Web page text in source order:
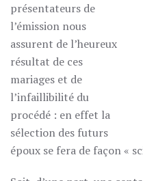
présentateurs de
l’émission nous
assurent de l’heureux
résultat de ces
mariages et de
l’infaillibilité du
procédé : en effet la
sélection des futurs
époux se fera de façon «